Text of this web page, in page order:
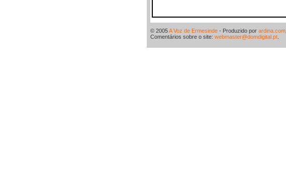
© 2005A Voz de Ermesinde - Produzido por ardina.com
Comentários sobre o site: webmaster@domdigital.pt